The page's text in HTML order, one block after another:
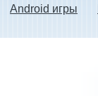
Android игры